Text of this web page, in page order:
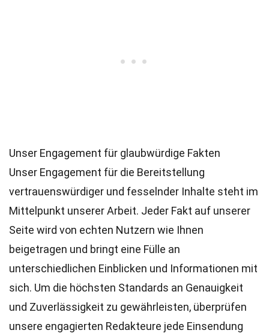
Unser Engagement für glaubwürdige Fakten
Unser Engagement für die Bereitstellung
vertrauenswürdiger und fesselnder Inhalte steht im
Mittelpunkt unserer Arbeit. Jeder Fakt auf unserer
Seite wird von echten Nutzern wie Ihnen
beigetragen und bringt eine Fülle an
unterschiedlichen Einblicken und Informationen mit
sich. Um die höchsten Standards an Genauigkeit
und Zuverlässigkeit zu gewährleisten, überprüfen
unsere engagierten Redakteure jede Einsendung